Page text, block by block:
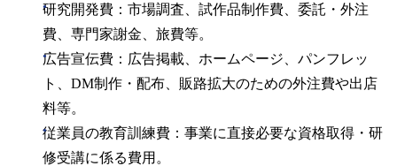
研究開発費：市場調査、試作品制作費、委託・外注
費、専門家謝金、旅費等。
広告宣伝費：広告掲載、ホームページ、パンフレッ
ト、DM制作・配布、販路拡大のための外注費や出店
料等。
従業員の教育訓練費：事業に直接必要な資格取得・研
修受講に係る費用。